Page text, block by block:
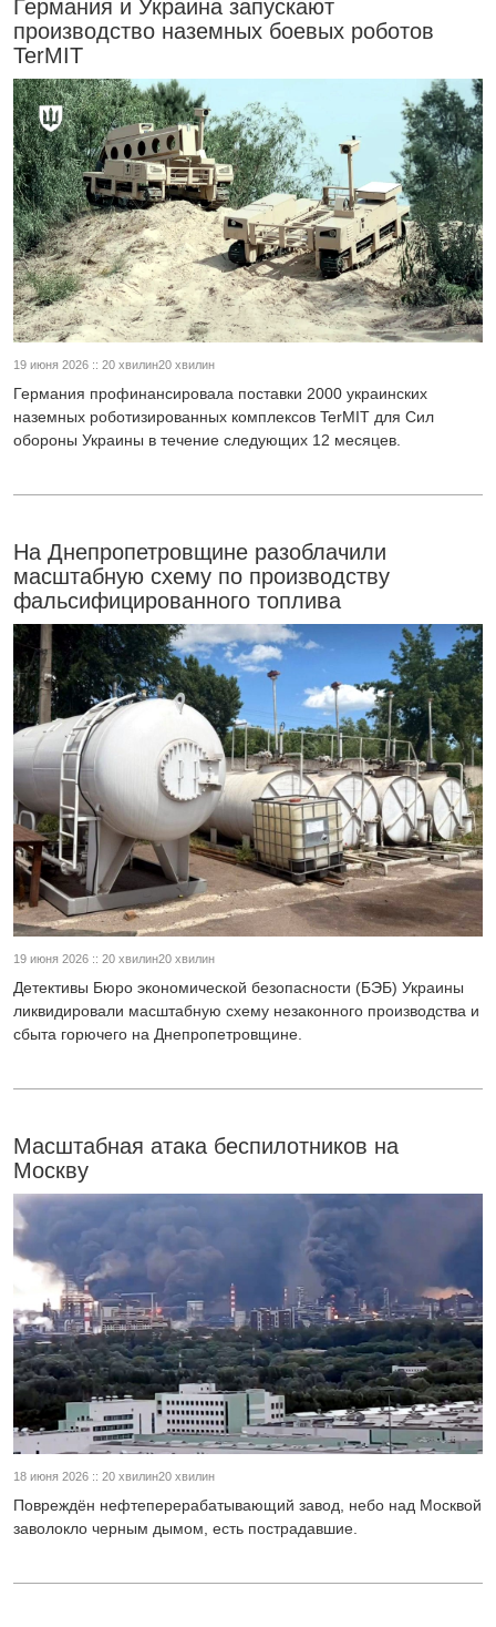
Германия и Украина запускают
производство наземных боевых роботов
TerMIT
19 июня 2026 :: 20 хвилин20 хвилин
Германия профинансировала поставки 2000 украинских
наземных роботизированных комплексов TerMIT для Сил
обороны Украины в течение следующих 12 месяцев.
На Днепропетровщине разоблачили
масштабную схему по производству
фальсифицированного топлива
19 июня 2026 :: 20 хвилин20 хвилин
Детективы Бюро экономической безопасности (БЭБ) Украины
ликвидировали масштабную схему незаконного производства и
сбыта горючего на Днепропетровщине.
Масштабная атака беспилотников на
Москву
18 июня 2026 :: 20 хвилин20 хвилин
Повреждён нефтеперерабатывающий завод, небо над Москвой
заволокло черным дымом, есть пострадавшие.